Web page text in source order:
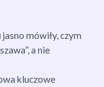
jasno mówiły, czym
a nie
kluczowe